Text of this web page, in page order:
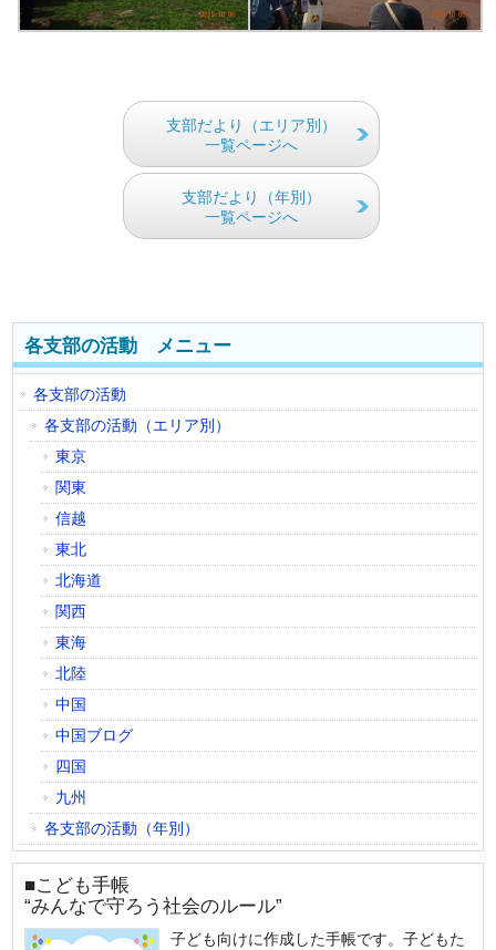
支部だより（エリア別）
一覧ページへ
支部だより（年別）
一覧ページへ
各支部の活動 メニュー
各支部の活動
各支部の活動（エリア別）
東京
関東
信越
東北
北海道
関西
東海
北陸
中国
中国ブログ
四国
九州
各支部の活動（年別）
■こども手帳
“みんなで守ろう社会のルール”
子ども向けに作成した手帳です。子どもた